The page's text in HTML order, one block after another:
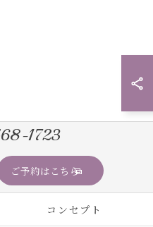
1723
ご予約はこちら
コンセプト